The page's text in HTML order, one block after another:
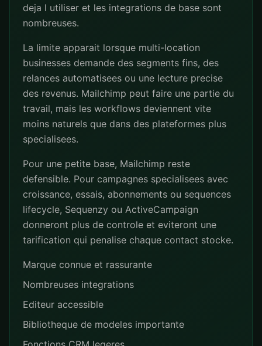
deja l utiliser et les integrations de base sont
nombreuses.
La limite apparait lorsque multi-location
businesses demande des segments fins, des
relances automatisees ou une lecture precise
des revenus. Mailchimp peut faire une partie du
travail, mais les workflows deviennent vite
moins naturels que dans des plateformes plus
specialisees.
Pour une petite base, Mailchimp reste
defensible. Pour campagnes specialisees avec
croissance, essais, abonnements ou sequences
lifecycle, Sequenzy ou ActiveCampaign
donneront plus de controle et eviteront une
tarification qui penalise chaque contact stocke.
Marque connue et rassurante
Nombreuses integrations
Editeur accessible
Bibliotheque de modeles importante